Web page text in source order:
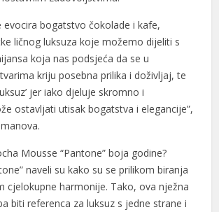
evocira bogatstvo čokolade i kafe,
ličnog luksuza koje možemo dijeliti s
koja nas podsjeća da se u
kriju posebna prilika i doživljaj, te
jer iako djeluje skromno i
ostavljati utisak bogatstva i elegancije”,
Mousse “Pantone” boja godine?
naveli su kako su se prilikom biranja
cjelokupne harmonije. Tako, ova nježna
biti referenca za luksuz s jedne strane i